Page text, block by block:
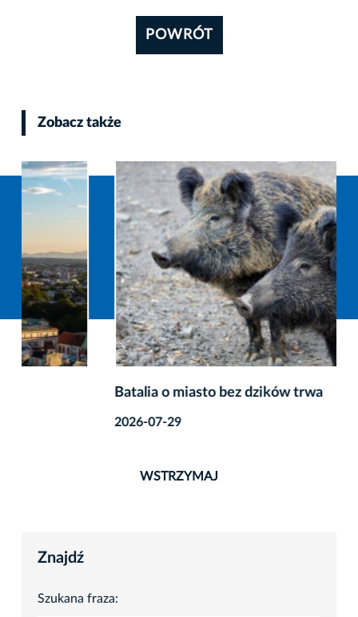
POWRÓT
Zobacz także
Batalia o miasto bez dzików trwa
WSTRZYMAJ
Znajdź
Szukana fraza: